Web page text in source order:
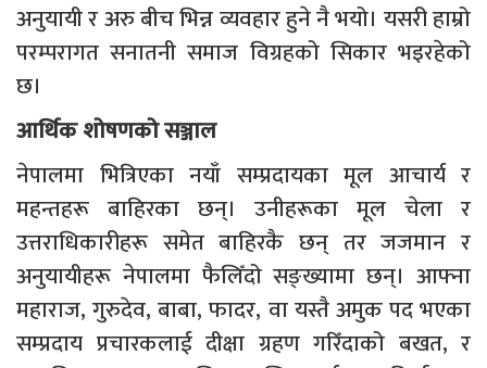
अनुयायी र अरु बीच भिन्न व्यवहार हुने नै भयो। यसरी हाम्रो
परम्परागत सनातनी समाज विग्रहको सिकार भइरहेको
छ।
आर्थिक शोषणको सञ्जाल
नेपालमा भित्रिएका नयाँ सम्प्रदायका मूल आचार्य र
महन्तहरू बाहिरका छन्। उनीहरूका मूल चेला र
उत्तराधिकारीहरू समेत बाहिरकै छन् तर जजमान र
अनुयायीहरू नेपालमा फैलिँदो सङ्ख्यामा छन्। आफ्ना
महाराज, गुरुदेव, बाबा, फादर, वा यस्तै अमुक पद भएका
सम्प्रदाय प्रचारकलाई दीक्षा ग्रहण गरिँदाको बखत, र